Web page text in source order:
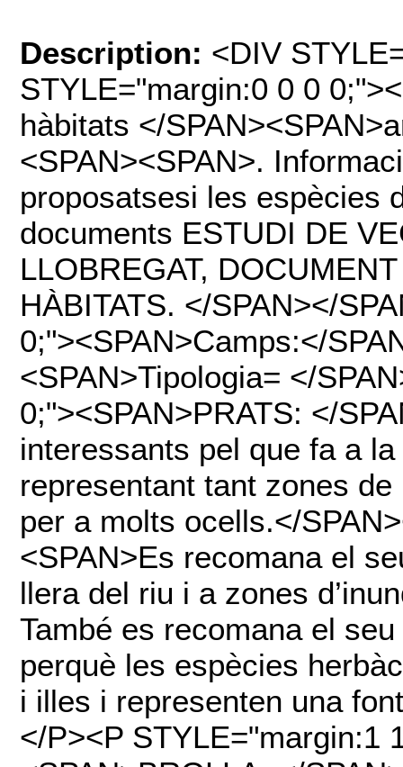
Description: <DIV
STYLE="margin:0 0 0
hàbitats </
<SPAN><SPAN>.
proposatsesi les espècies
documents ESTUDI DE
LLOBREGAT,
HÀBITATS. </SPAN></
0;"><SPAN>Camps:</
<SPAN>Tipologia= </
0;"><SPAN>PRATS: </
interessants pel que fa a
representant tant zones
per a molts ocells.</
<SPAN>Es recomana el
llera del riu i a zones
També es recomana el
perquè les espècies
i illes i representen una
</P><P STYLE="margin:1